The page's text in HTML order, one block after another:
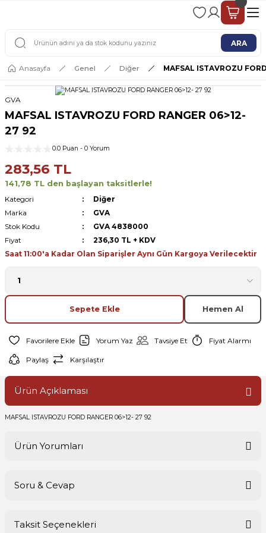
2 - 4 İŞ GÜNÜ İÇERİSİNDE KARGO
ARA
Anasayfa Genel Diğer MAFSAL ISTAVROZU
GVA
MAFSAL ISTAVROZU FORD RANGER 06>12-
27 92
0.0 Puan - 0 Yorum
283,56 TL
141,78 TL den başlayan taksitlerle!
Kategori
Diğer
Marka
GVA
Stok Kodu
GVA 4838000
Fiyat
236,30 TL + KDV
Saat 11:00'a Kadar Olan Siparişler Aynı Gün Kargoya Verilecektir
Sepete Ekle Hemen Al
Yorum Yaz Tavsiye Et Fiyat Alarmı
Paylaş Karşılaştır
Ürün Açıklaması
MAFSAL ISTAVROZU FORD RANGER 06>12- 27 92
Ürün Yorumları
Soru & Cevap
Taksit Seçenekleri